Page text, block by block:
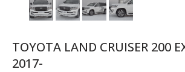
TOYOTA LAND CRUISER 200
2017-